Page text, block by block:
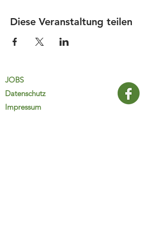
Diese Veranstaltung teilen
JOBS
Datenschutz
Impressum